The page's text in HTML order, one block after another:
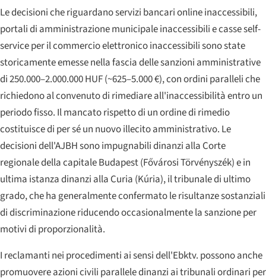
Le decisioni che riguardano servizi bancari online inaccessibili,
portali di amministrazione municipale inaccessibili e casse self-
service per il commercio elettronico inaccessibili sono state
storicamente emesse nella fascia delle sanzioni amministrative
di 250.000–2.000.000 HUF (~625–5.000 €), con ordini paralleli che
richiedono al convenuto di rimediare all'inaccessibilità entro un
periodo fisso. Il mancato rispetto di un ordine di rimedio
costituisce di per sé un nuovo illecito amministrativo. Le
decisioni dell'AJBH sono impugnabili dinanzi alla Corte
regionale della capitale Budapest (Fővárosi Törvényszék) e in
ultima istanza dinanzi alla Curia (Kúria), il tribunale di ultimo
grado, che ha generalmente confermato le risultanze sostanziali
di discriminazione riducendo occasionalmente la sanzione per
motivi di proporzionalità.
I reclamanti nei procedimenti ai sensi dell'Ebktv. possono anche
promuovere azioni civili parallele dinanzi ai tribunali ordinari per